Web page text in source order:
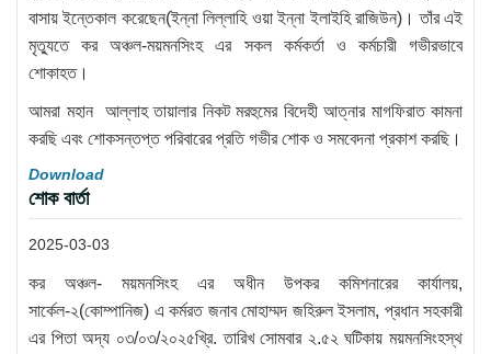
বাসায় ইন্তেকাল করেছেন(ইন্না লিল্লাহি ওয়া ইন্না ইলাইহি রাজিউন)। তাঁর এই
মৃত্যুতে কর অঞ্চল-ময়মনসিংহ এর সকল কর্মকর্তা ও কর্মচারী গভীরভাবে
শোকাহত।
আমরা মহান আল্লাহ তায়ালার নিকট মরহুমের বিদেহী আত্নার মাগফিরাত কামনা
করছি এবং শোকসন্তপ্ত পরিবারের প্রতি গভীর শোক ও সমবেদনা প্রকাশ করছি।
Download
শোক বার্তা
2025-03-03
কর অঞ্চল- ময়মনসিংহ এর অধীন উপকর কমিশনারের কার্যালয়,
সার্কেল-২(কোম্পানিজ) এ কর্মরত জনাব মোহাম্মদ জহিরুল ইসলাম, প্রধান সহকারী
এর পিতা অদ্য ০৩/০৩/২০২৫খ্রি. তারিখ সোমবার ২.৫২ ঘটিকায় ময়মনসিংহস্থ